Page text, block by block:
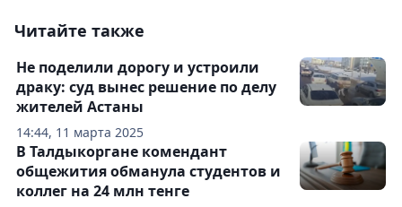
Читайте также
14:44, 11 марта 2025
Не поделили дорогу и устроили
драку: суд вынес решение по делу
жителей Астаны
В Талдыкоргане комендант
общежития обманула студентов и
коллег на 24 млн тенге